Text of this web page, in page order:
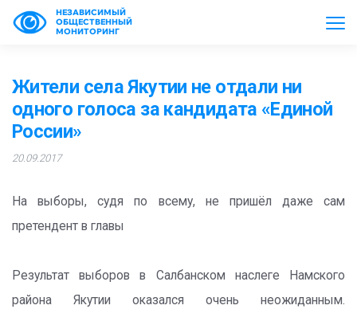
НЕЗАВИСИМЫЙ
ОБЩЕСТВЕННЫЙ
МОНИТОРИНГ
Жители села Якутии не отдали ни
одного голоса за кандидата «Единой
России»
20.09.2017
На выборы, судя по всему, не пришёл даже сам
претендент в главы
Результат выборов в Салбанском наслеге Намского
района Якутии оказался очень неожиданным.